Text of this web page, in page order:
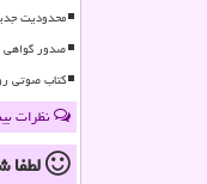
محدودیت
صدور گواهی
کتاب صوتی
نظرات
لطفا